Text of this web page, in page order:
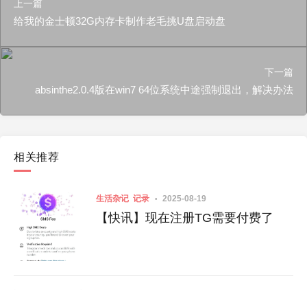
上一篇
给我的金士顿32G内存卡制作老毛挑U盘启动盘
下一篇
absinthe2.0.4版在win7 64位系统中途强制退出，解决办法
相关推荐
生活杂记 记录 2025-08-19
【快讯】现在注册TG需要付费了